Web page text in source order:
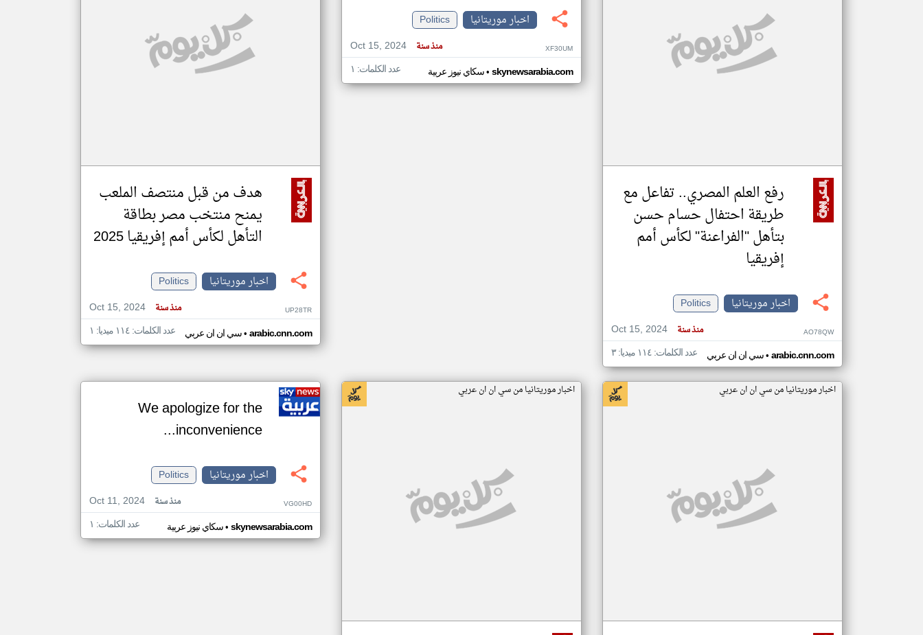
مصادر الأخبار من موريتانيا
رفع العلم المصري.. تفاعل مع
طريقة احتفال حسام حسن
بتأهل "الفراعنة" لكأس أمم
إفريقيا
اخبار موريتانيا
Politics
Oct 15, 2024
منذ سنة AO78QW
سي ان ان عربي• arabic.cnn.com عدد الكلمات: ١١٤ ميديا: ٣
اخبار موريتانيا
Politics
Oct 15, 2024
منذ سنة XF30UM
سكاي نيوز عربية• skynewsarabia.com عدد الكلمات: ١
هدف من قبل منتصف الملعب
يمنح منتخب مصر بطاقة
التأهل لكأس أمم إفريقيا 2025
اخبار موريتانيا
Politics
Oct 15, 2024
منذ سنة UP28TR
سي ان ان عربي• arabic.cnn.com عدد الكلمات: ١١٤ ميديا: ١
اخبار موريتانيا من سي ان ان عربي اخبار موريتانيا من سي ان ان عربي
We apologize for the
inconvenience...
اخبار موريتانيا
Politics
Oct 11, 2024
منذ سنة VG00HD
سكاي نيوز عربية• skynewsarabia.com عدد الكلمات: ١